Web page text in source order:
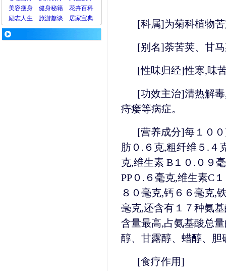
美容瘦身 健身秘籍 花卉百科
励志人生
旅游趣谈 居家宝典 [科属]为菊科植物
[别名]荼苦荚、甘
[性味归经]性寒,味
[功效主治]清热解
痔瘘等病症。
[营养成分]每１０
肪０.６克,粗纤维５.４
克,维生素 B１０.０９
PP０.６毫克,维生素C
８０毫克,钙６６毫克,
毫克,还含有１７种氨
含量最高,占氨基酸总
醇、甘露醇、蜡醇、
[食疗作用]